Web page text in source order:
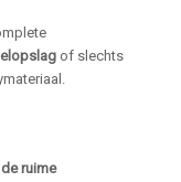
of slechts
ruime